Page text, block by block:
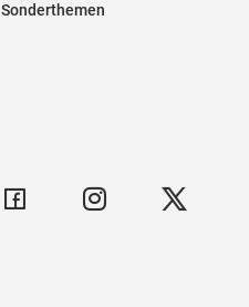
Sonderthemen